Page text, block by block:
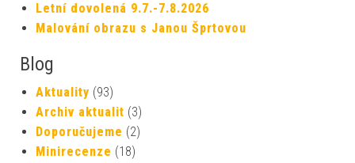
Letní dovolená 9.7.-7.8.2026
Malování obrazu s Janou Šprtovou
Blog
Aktuality (93)
Archiv aktualit (3)
Doporučujeme (2)
Minirecenze (18)